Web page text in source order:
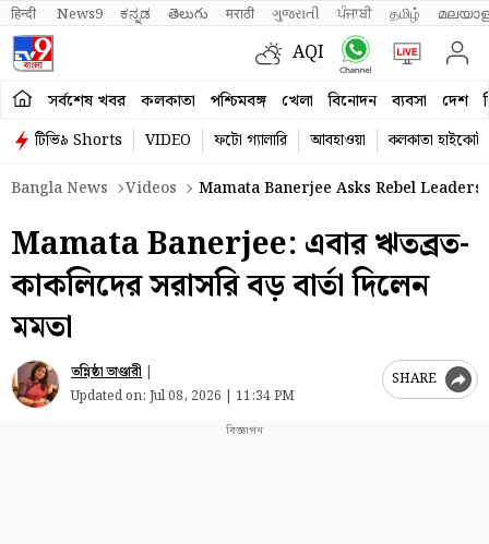
हिन्दी News9 ಕನ್ನಡ తెలుగు मराठी ગુજરાતી ਪੰਜਾਬੀ தமிழ்
AQI
সর্বশেষ খবর কলকাতা পশ্চিমবঙ্গ খেলা বিনোদন ব্যবসা দেশ
টিভি৯ Shorts VIDEO ফটো গ্যালারি আবহাওয়া
কলকাতা হাইকোর্ট
Bangla News
Videos Mamata Banerjee Asks Rebel Leaders
Mamata Banerjee: এবার ঋতব্রত-
কাকলিদের সরাসরি বড় বার্তা দিলেন
মমতা
তন্নিষ্ঠা ভাণ্ডারী |
Updated on: Jul 08, 2026 | 11:34 PM
SHARE